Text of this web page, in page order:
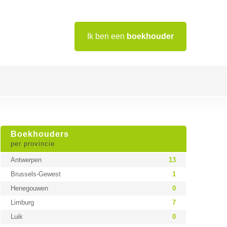
Ik ben een boekhouder
Boekhouders
per provincie
Antwerpen
13
Brussels-Gewest
1
Henegouwen
0
Limburg
7
Luik
0